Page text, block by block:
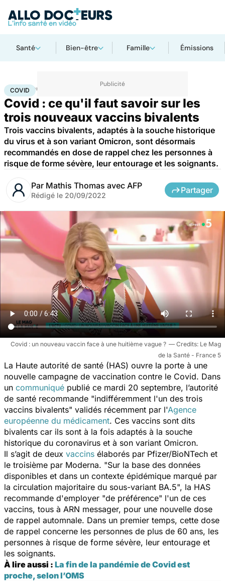
Santé Bien-être Famille Émissions
Accueil Santé Maladies infectieuses
COVID
Covid : ce qu'il faut savoir sur les
trois nouveaux vaccins bivalents
Trois vaccins bivalents, adaptés à la souche historique
du virus et à son variant Omicron, sont désormais
recommandés en dose de rappel chez les personnes à
risque de forme sévère, leur entourage et les soignants.
Par Mathis Thomas avec AFP
Rédigé le 20/09/2022
Partager
Covid : un nouveau vaccin face à une huitième vague ?
Le Mag
de la Santé - France 5
La Haute autorité de santé (HAS) ouvre la porte à une
nouvelle campagne de vaccination contre le Covid. Dans
un communiqué publié ce mardi 20 septembre, l’autorité
de santé recommande "indifféremment l'un des trois
vaccins bivalents" validés récemment par l'Agence
européenne du médicament. Ces vaccins sont dits
bivalents car ils sont à la fois adaptés à la souche
historique du coronavirus et à son variant Omicron.
Il s’agit de deux vaccins élaborés par Pfizer/BioNTech et
le troisième par Moderna. "Sur la base des données
disponibles et dans un contexte épidémique marqué par
la circulation majoritaire du sous-variant BA.5", la HAS
recommande d'employer "de préférence" l'un de ces
vaccins, tous à ARN messager, pour une nouvelle dose
de rappel automnale. Dans un premier temps, cette dose
de rappel concerne les personnes de plus de 60 ans, les
personnes à risque de forme sévère, leur entourage et
les soignants.
À lire aussi : La fin de la pandémie de Covid est
proche, selon l’OMS